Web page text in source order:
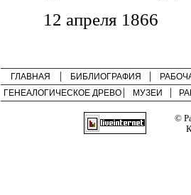
12 апреля 1866
ГЛАВНАЯ БИБЛИОГРАФИЯ
ГЕНЕАЛОГИЧЕСКОЕ ДРЕВО
МУЗЕИ
©